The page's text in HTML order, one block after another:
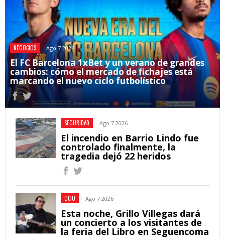
NEGOCIOS Ago 7 2026
El FC Barcelona 1xBet y un verano de grandes
cambios: cómo el mercado de fichajes está
marcando el nuevo ciclo futbolístico
SEGURIDAD Ago 7 2026
El incendio en Barrio Lindo fue
controlado finalmente, la
tragedia dejó 22 heridos
OCIO Ago 7 2026
Esta noche, Grillo Villegas dará
un concierto a los visitantes de
la feria del Libro en Seguencoma